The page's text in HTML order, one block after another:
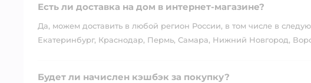
Есть ли доставка на дом в интернет-магазине?
Да, можем доставить в любой регион России, в том числе в
Екатеринбург, Краснодар, Пермь, Самара, Нижний Новгород,
Будет ли начислен кэшбэк за покупку?